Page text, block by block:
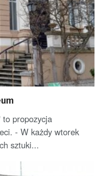
to propozycja
- W każdy wtorek
sztuki...